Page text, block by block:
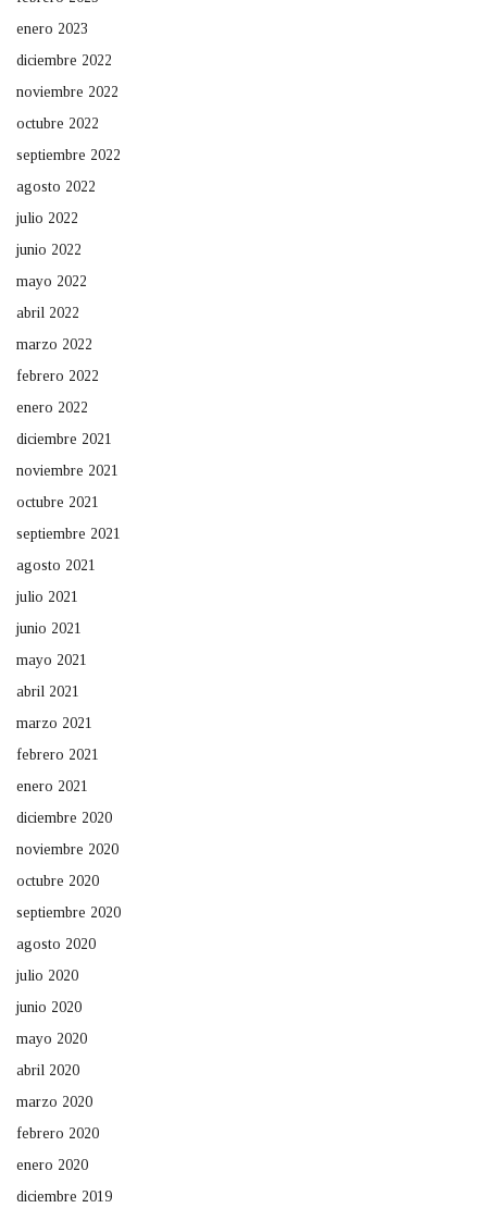
enero 2023
diciembre 2022
noviembre 2022
octubre 2022
septiembre 2022
agosto 2022
julio 2022
junio 2022
mayo 2022
abril 2022
marzo 2022
febrero 2022
enero 2022
diciembre 2021
noviembre 2021
octubre 2021
septiembre 2021
agosto 2021
julio 2021
junio 2021
mayo 2021
abril 2021
marzo 2021
febrero 2021
enero 2021
diciembre 2020
noviembre 2020
octubre 2020
septiembre 2020
agosto 2020
julio 2020
junio 2020
mayo 2020
abril 2020
marzo 2020
febrero 2020
enero 2020
diciembre 2019